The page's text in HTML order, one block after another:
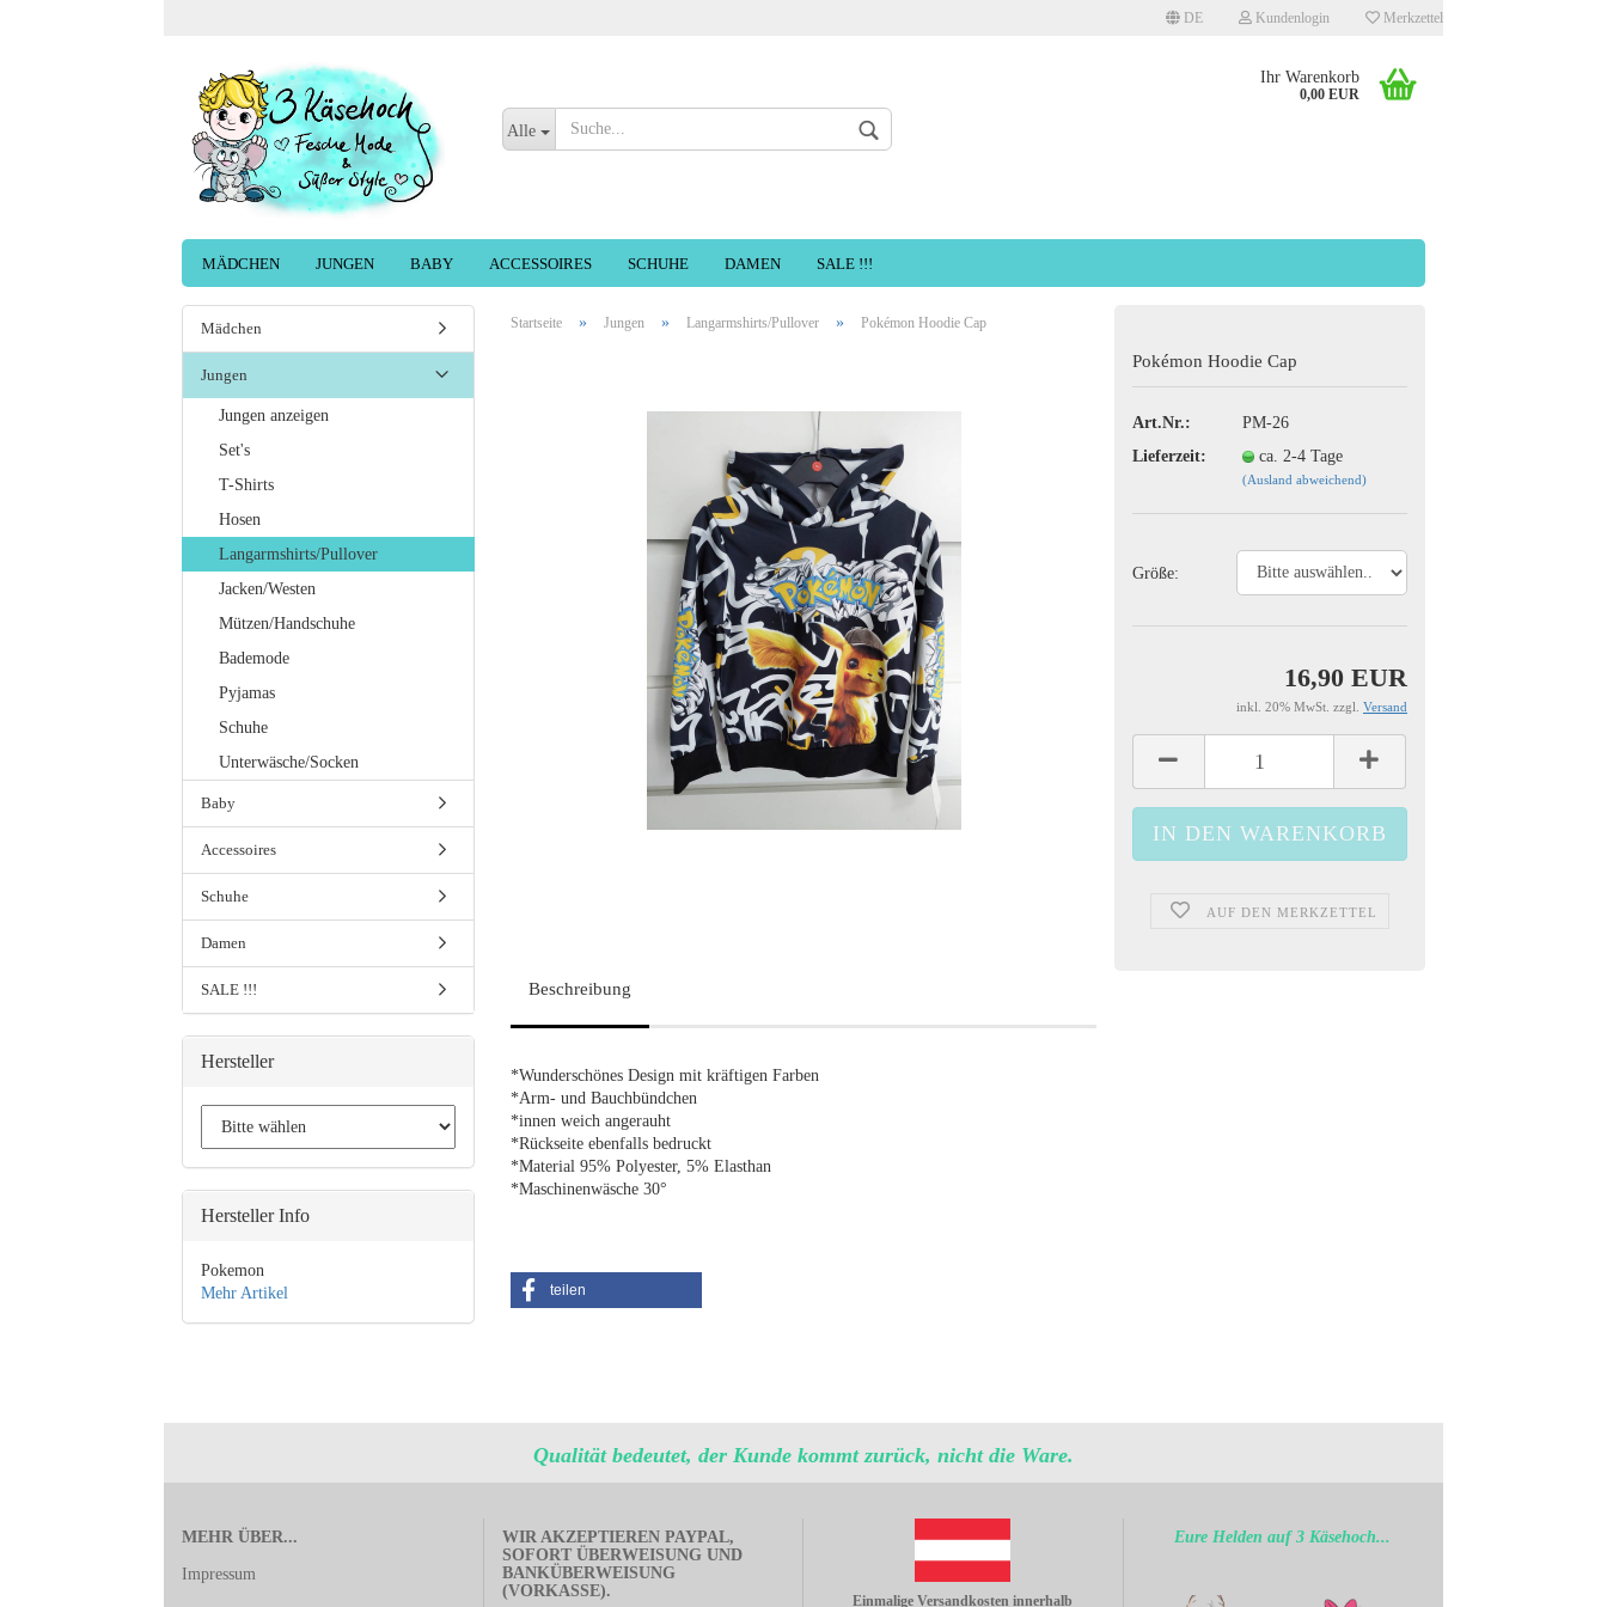
DE Kundenlogin Merkzettel
Alle
Ihr Warenkorb
0,00 EUR
MÄDCHEN JUNGEN BABY ACCESSOIRES SCHUHE DAMEN SALE !!!
Startseite » Jungen » Langarmshirts/Pullover » Pokémon Hoodie Cap
Pokémon Hoodie Cap
Art.Nr.:
PM-26
Lieferzeit:
ca. 2-4 Tage
(Ausland abweichend)
Größe:
16,90 EUR
inkl. 20% MwSt. zzgl. Versand
AUF DEN MERKZETTEL
Beschreibung
*Wunderschönes Design mit kräftigen Farben
*Arm- und Bauchbündchen
*innen weich angerauht
*Rückseite ebenfalls bedruckt
*Material 95% Polyester, 5% Elasthan
*Maschinenwäsche 30°
teilen
Mädchen
Jungen
Jungen anzeigen
Set's
T-Shirts
Hosen
Langarmshirts/Pullover
Jacken/Westen
Mützen/Handschuhe
Bademode
Pyjamas
Schuhe
Unterwäsche/Socken
Baby
Accessoires
Schuhe
Damen
SALE !!!
Hersteller
Hersteller Info
Pokemon
Mehr Artikel
Qualität bedeutet, der Kunde kommt zurück, nicht die Ware.
MEHR ÜBER...
Impressum
WIR AKZEPTIEREN PAYPAL,
SOFORT ÜBERWEISUNG UND
BANKÜBERWEISUNG
(VORKASSE).
Einmalige Versandkosten innerhalb
Eure Helden auf 3 Käsehoch...